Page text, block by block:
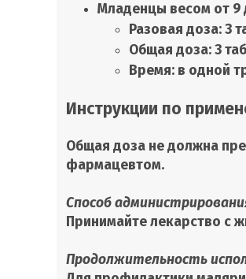
Младенцы весом от 9
Разовая доза: 3
Общая доза: 3
Время: в одной
Инструкции по
Общая доза не должна
фармацевтом.
Способ
Принимайте лекарство с
Продолжительность